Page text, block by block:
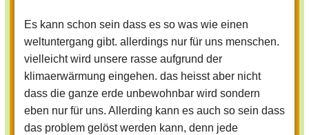
Es kann schon sein dass es so was wie einen
weltuntergang gibt. allerdings nur für uns menschen.
vielleicht wird unsere rasse aufgrund der
klimaerwärmung eingehen. das heisst aber nicht
dass die ganze erde unbewohnbar wird sondern
eben nur für uns. Allerding kann es auch so sein dass
das problem gelöst werden kann, denn jede